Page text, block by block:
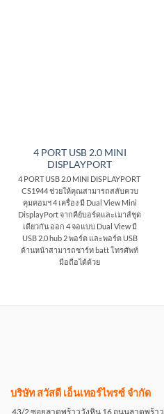
4 PORT USB 2.0 MINI
DISPLAYPORT
4 PORT USB 2.0 MINI DISPLAYPORT
CS1944 ช่วยให้คุณสามารถสลับควบ
คุมคอมฯ 4 เครื่อง มี Dual View Mini
DisplayPort จากคีย์บอร์ดและเมาส์ชุด
เดียวกัน ออก 4 จอแบบ Dual View มี
USB 2.0 hub 2 พอร์ต และพอร์ต USB
ด้านหน้าสามารถชาร์ท batt โทรศัพท์
มือถือได้ด้วย
บริษัท สวัสดี เอ็นเทอร์ไพรซ์ จำกัด
43/2 ซอยลาดพร้าววังหิน 16 ถนนลาดพร้า